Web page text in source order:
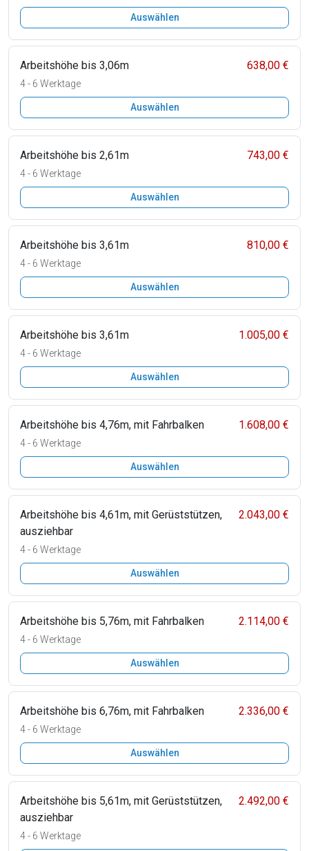
Auswählen
Arbeitshöhe bis 3,06m 638,00 €
4 - 6 Werktage
Auswählen
Arbeitshöhe bis 2,61m 743,00 €
4 - 6 Werktage
Auswählen
Arbeitshöhe bis 3,61m 810,00 €
4 - 6 Werktage
Auswählen
Arbeitshöhe bis 3,61m 1.005,00 €
4 - 6 Werktage
Auswählen
Arbeitshöhe bis 4,76m, mit Fahrbalken 1.608,00 €
4 - 6 Werktage
Auswählen
Arbeitshöhe bis 4,61m, mit Gerüststützen,
ausziehbar
2.043,00 €
4 - 6 Werktage
Auswählen
Arbeitshöhe bis 5,76m, mit Fahrbalken 2.114,00 €
4 - 6 Werktage
Auswählen
Arbeitshöhe bis 6,76m, mit Fahrbalken 2.336,00 €
4 - 6 Werktage
Auswählen
Arbeitshöhe bis 5,61m, mit Gerüststützen,
ausziehbar
2.492,00 €
4 - 6 Werktage